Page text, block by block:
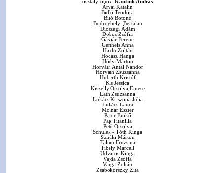
osztályfőnök: Kautnik András
Árvai Katalin
Bidló Teodóra
Bíró Botond
Bodroghelyi Bertalan
Diószegi Ádám
Dobos Zsófia
Gáspár Ferenc
Gertheis Anna
Hajdu Zoltán
Hodász Hanga
Hódy Márton
Horváth Antal Nándor
Horváth Zsuzsanna
Huberth Kristóf
Kis Jessica
Kiszelly Orsolya Emese
Lath Zsuzsanna
Lukács Krisztina Júlia
Lukács Laura
Molnár Eszter
Pajor Enikő
Pap Titanilla
Pető Orsolya
Schulek - Tóth Kinga
Sziráki Márton
Talum Fruzsina
Tibély Marcell
Udvaros Kinga
Vajda Zsófia
Varga Zoltán
Zsabokorszky Zita